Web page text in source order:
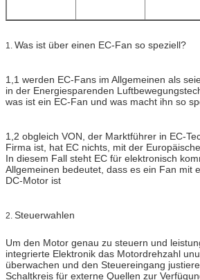
1. Was ist über einen EC-Fan so speziell?
1,1 werden EC-Fans im Allgemeinen als
in der Energiesparenden
was ist ein EC-Fan und was macht ihn so
1,2 obgleich VON, der Marktführer in EC-
Firma ist, hat EC nichts, mit der
In diesem Fall steht EC für elektronisch
Allgemeinen bedeutet, dass es ein Fan mit
DC-Motor ist
2. Steuerwahlen
Um den Motor genau zu steuern und
integrierte Elektronik das Motordrehzahl
überwachen und den Steuereingang
Schaltkreis für externe Quellen zur